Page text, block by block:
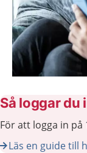
Så loggar du
För att logga in
Läs en guide till